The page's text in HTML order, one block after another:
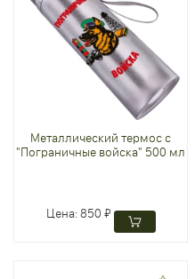
Металлический термос с
"Пограничные войска" 500 мл
Цена:850 ₽